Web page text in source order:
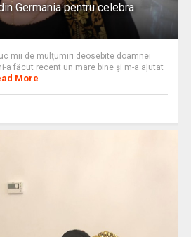
Germania pentru celebra
mii de mulţumiri deosebite doamnei
a făcut recent un mare bine şi m-a ajutat
More